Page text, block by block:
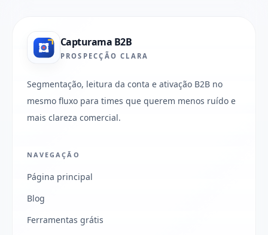
Capturama B2B
PROSPECÇÃO CLARA
Segmentação, leitura da conta e ativação B2B no
mesmo fluxo para times que querem menos ruído e
mais clareza comercial.
NAVEGAÇÃO
Página principal
Blog
Ferramentas grátis